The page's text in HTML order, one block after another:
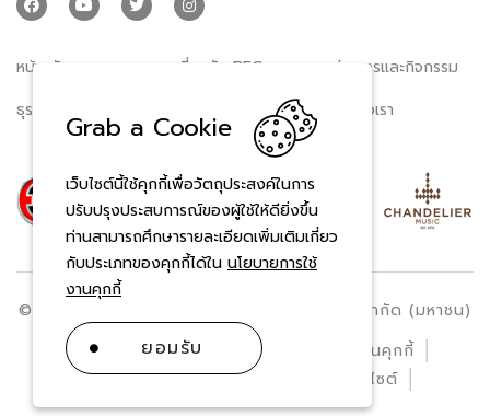
Grab a Cookie
เว็บไซต์นี้ใช้คุกกี้เพื่อวัตถุประสงค์ในการ
ปรับปรุงประสบการณ์ของผู้ใช้ให้ดียิ่งขึ้น
ท่านสามารถศึกษารายละเอียดเพิ่มเติมเกี่ยว
กับประเภทของคุกกี้ได้ใน นโยบายการใช้
งานคุกกี้
ยอมรับ
หน้าหลัก
ธุรกิจของเรา
เกี่ยวกับ BEC
นักลงทุนสัมพันธ์
ข่าวสารและกิจกรรม
ติดต่อเรา
© สงวนลิขสิทธิ์ พ.ศ. 2569 บริษัท บีอีซี เวิลด์ จำกัด (มหาชน)
ข้อกำหนดและเงื่อนไข
นโยบายการใช้งานคุกกี้
ประกาศความเป็นส่วนตัว
แผนผังเว็บไซต์